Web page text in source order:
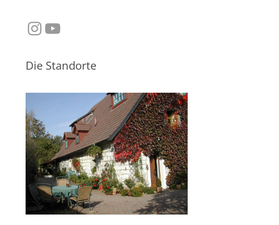
Instagram
YouTube
Die Standorte